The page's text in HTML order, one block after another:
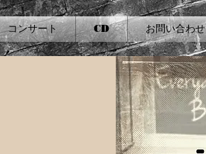
コンサート CD お問い合わせ